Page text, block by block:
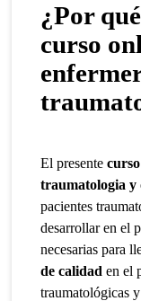
¿Por
curso
El presente
traumatologia y
pacientes
desarrollar en el
necesarias para
de calidaden el
traumatológicas